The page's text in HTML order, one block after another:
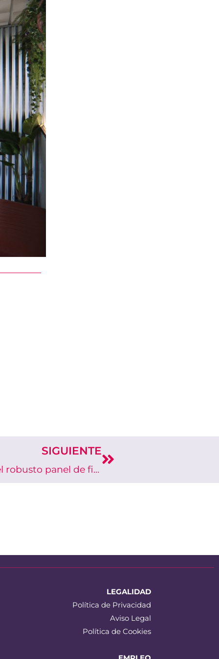
SIGUIENTE
Conoce Swisspearl Construction, el robusto panel de fibrocemento natural
Next
LEGALIDAD
Política de Privacidad
Aviso Legal
Política de Cookies